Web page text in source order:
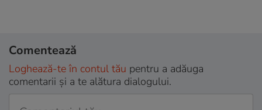
Comentează
Loghează-te în contul tău pentru a adăuga
comentarii și a te alătura dialogului.